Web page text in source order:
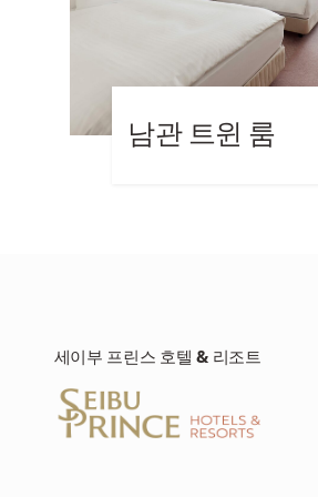
남관 트윈 룸
세이부 프린스 호텔 & 리조트